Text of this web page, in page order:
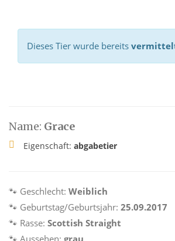
Dieses Tier wurde bereits
Name: Grace
Eigenschaft: abgabetier
🐾 Geschlecht: Weiblich
🐾 Geburtstag/Geburtsjahr: 25.09.2017
🐾 Rasse: Scottish Straight